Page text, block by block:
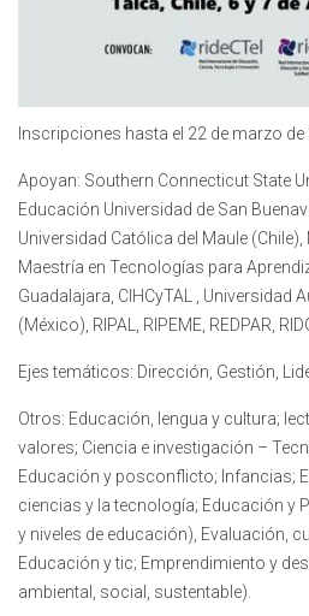
Inscripciones hasta el 22 de marzo de
Apoyan: Southern Connecticut State
Educación Universidad de San
Universidad Católica del Maule (Chile),
Maestría en Tecnologías para
Guadalajara, CIHCyTAL , Universidad
(México), RIPAL, RIPEME, REDPAR,
Ejes temáticos: Dirección, Gestión,
Otros: Educación, lengua y cultura;
valores; Ciencia e investigación –
Educación y posconflicto; Infancias;
ciencias y la tecnología; Educación y
y niveles de educación), Evaluación,
Educación y tic; Emprendimiento y
ambiental, social, sustentable).